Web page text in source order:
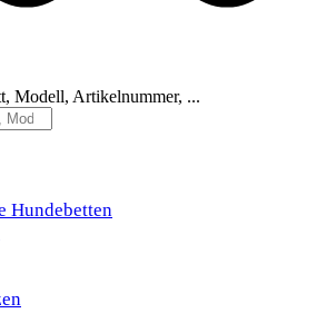
Modell, Artikelnummer, ...
Hundebetten